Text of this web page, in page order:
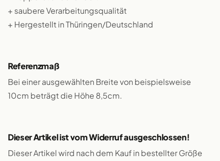
+ saubere Verarbeitungsqualität
+ Hergestellt in Thüringen/Deutschland
Referenzmaß
Bei einer ausgewählten Breite von beispielsweise
10cm beträgt die Höhe 8,5cm.
Dieser Artikel ist vom Widerruf ausgeschlossen!
Dieser Artikel wird nach dem Kauf in bestellter Größe